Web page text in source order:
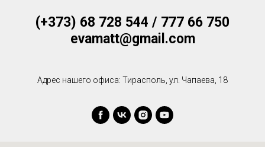
(+373) 68 728 544 / 777 66 750
evamatt@gmail.com
Адрес нашего офиса: Тирасполь, ул. Чапаева, 18